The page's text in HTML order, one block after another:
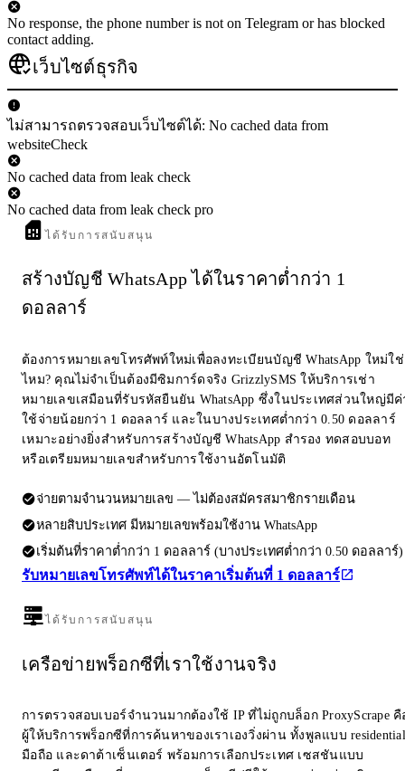
No response, the phone number is not on Telegram or has blocked
contact adding.
เว็บไซต์ธุรกิจ
ไม่สามารถตรวจสอบเว็บไซต์ได้: No cached data from
websiteCheck
No cached data from leak check
No cached data from leak check pro
ได้รับการสนับสนุน
สร้างบัญชี WhatsApp ได้ในราคาต่ำกว่า 1
ดอลลาร์
ต้องการหมายเลขโทรศัพท์ใหม่เพื่อลงทะเบียนบัญชี WhatsApp ใหม่ใช่
ไหม? คุณไม่จำเป็นต้องมีซิมการ์ดจริง GrizzlySMS ให้บริการเช่า
หมายเลขเสมือนที่รับรหัสยืนยัน WhatsApp ซึ่งในประเทศส่วนใหญ่มีค่
ใช้จ่ายน้อยกว่า 1 ดอลลาร์ และในบางประเทศต่ำกว่า 0.50 ดอลลาร์
เหมาะอย่างยิ่งสำหรับการสร้างบัญชี WhatsApp สำรอง ทดสอบบอท
หรือเตรียมหมายเลขสำหรับการใช้งานอัตโนมัติ
จ่ายตามจำนวนหมายเลข — ไม่ต้องสมัครสมาชิกรายเดือน
หลายสิบประเทศ มีหมายเลขพร้อมใช้งาน WhatsApp
เริ่มต้นที่ราคาต่ำกว่า 1 ดอลลาร์ (บางประเทศต่ำกว่า 0.50 ดอลลาร์)
รับหมายเลขโทรศัพท์ได้ในราคาเริ่มต้นที่ 1 ดอลลาร์
ได้รับการสนับสนุน
เครือข่ายพร็อกซีที่เราใช้งานจริง
การตรวจสอบเบอร์จำนวนมากต้องใช้ IP ที่ไม่ถูกบล็อก ProxyScrape คื
ผู้ให้บริการพร็อกซีที่การค้นหาของเราเองวิ่งผ่าน ทั้งพูลแบบ residential
มือถือ และดาต้าเซ็นเตอร์ พร้อมการเลือกประเทศ เซสชันแบบ